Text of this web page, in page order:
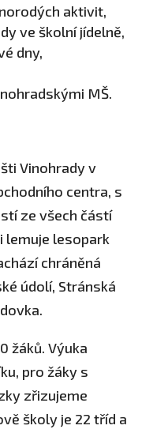
aktivit,
ve školní jídelně,
dny,
MŠ.
Vinohrady v
centra, s
ze všech částí
lemuje lesopark
chráněná
údolí, Stránská
žáků. Výuka
pro žáky s
zřizujeme
školy je 22 tříd a